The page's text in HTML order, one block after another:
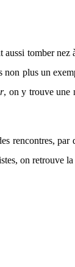
tomber nez
non plus un
, on y trouve une
rencontres,
on retrouve